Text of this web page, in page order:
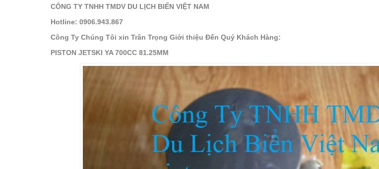
CÔNG TY TNHH TMDV DU LỊCH BIỂN VIỆT NAM
Hotline: 0906.943.867
Công Ty Chúng Tôi xin Trân Trọng Giới thiệu Đến Quý Khách Hàng:
PISTON JETSKI YA 700CC 81.25MM